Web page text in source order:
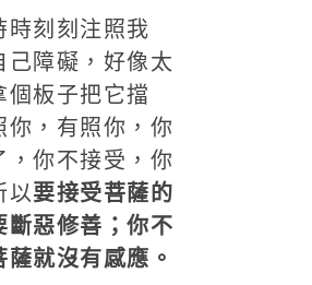
時刻刻注照我
己障礙，好像太
個板子把它擋
你，有照你，你
，你不接受，你
以要接受菩薩的
斷惡修善；你不
就沒有感應。